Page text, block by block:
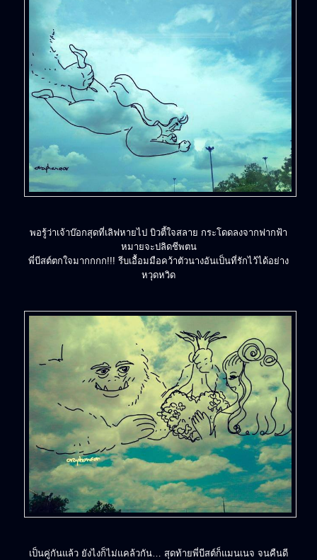
พอรู้ว่าเจ้าบ๊อกสุดที่เลิฟหายไป บิวตี้ใจสลาย กระโดดลงจากฟากฟ้า
หมายจะปลิดชีพตน
พี่บีสต์ตกใจมากกกก!!! รีบเอื้อมมือคว้าตัวนางอันเป็นที่รักไว้ได้อย่าง
หวุดหวิด
เป็นคู่กันแล้ว ยังไงก็ไม่แคล้วกัน… สุดท้ายพี่บีสต์ก็แมนเนจ จนคืนดี